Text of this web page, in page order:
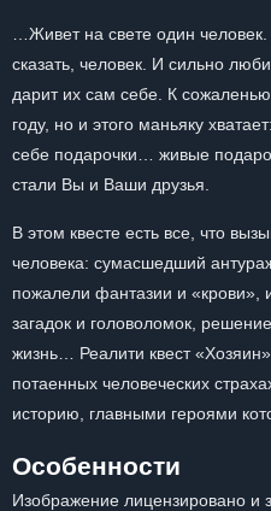
…Живет на свете один
сказать, человек. И сильно
дарит их сам себе. К
году, но и этого маньяку
себе подарочки… живые
стали Вы и Ваши друзья.
В этом квесте есть все, что
человека: сумасшедший
пожалели фантазии и «крови»,
загадок и головоломок,
жизнь… Реалити квест
потаенных человеческих
историю, главными героями
Особенности
Изображение лицензировано и